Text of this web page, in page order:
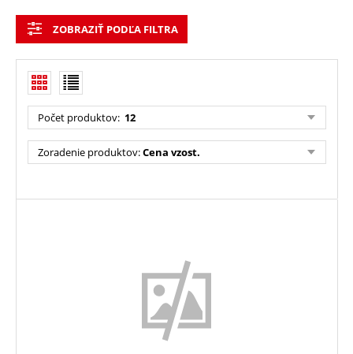
ZOBRAZIŤ PODĽA FILTRA
Počet produktov: 12
Zoradenie produktov:Cena vzost.